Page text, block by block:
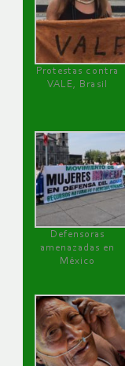
Protestas contra
VALE, Brasil
Defensoras
amenazadas en
México